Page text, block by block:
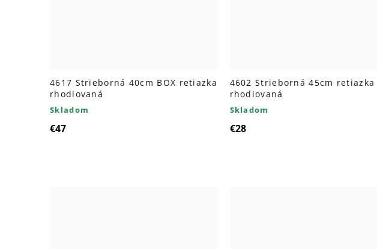
4617 Strieborná 40cm BOX retiazka
rhodiovaná
Skladom
€47
4602 Strieborná 45cm retiazka
rhodiovaná
Skladom
€28